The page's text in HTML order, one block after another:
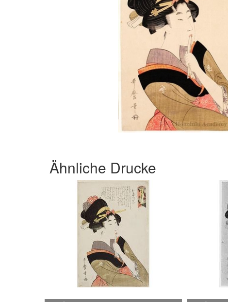
Ähnliche Drucke